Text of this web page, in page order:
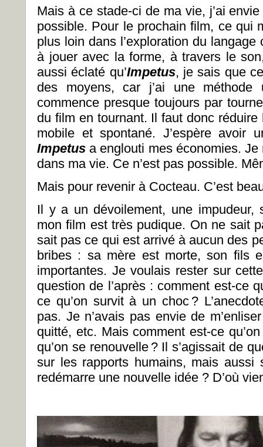
Mais à ce stade-ci de ma vie, j’ai
possible. Pour le prochain film, ce qui
plus loin dans l’exploration du
à jouer avec la forme, à travers le
aussi éclaté qu’Impetus, je sais que
des moyens, car j’ai une méthode
commence presque toujours par
du film en tournant. Il faut donc réduire
mobile et spontané. J’espère avoir
Impetus a englouti mes économies.
dans ma vie. Ce n’est pas possible.
Mais pour revenir à Cocteau. C’est
Il y a un dévoilement, une
mon film est très pudique. On ne sait
sait pas ce qui est arrivé à aucun des
bribes : sa mère est morte, son fils
importantes. Je voulais rester sur
question de l’après : comment est-ce
ce qu’on survit à un choc ?
pas. Je n’avais pas envie de
quitté, etc. Mais comment est-ce
qu’on se renouvelle ? Il s’agissait de
sur les rapports humains, mais aussi
redémarre une nouvelle idée ? D’où